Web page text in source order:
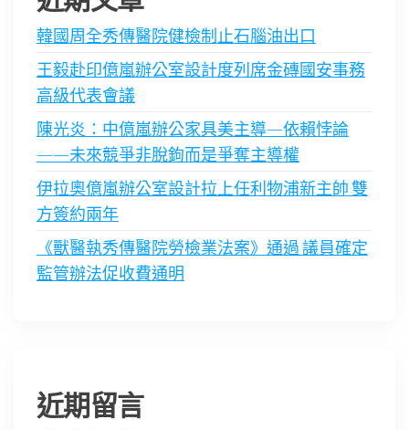
韓國周全秀傳醫院健檢制止石腦油出口
王毅赴印億嵐辦公室設計度列席金磚國安事務
高級代表會議
陳光炎：中億嵐辦公家具美主導—依賴悖論
——未來競爭非脫鉤而是爭奪主導權
伊拉奧億嵐辦公室設計拉上任利物浦新主帥 雙
方簽約兩年
《獸醫執秀傳醫院勞檢業法案》通過 議員確定
監管辦法促收費通明
近期留言